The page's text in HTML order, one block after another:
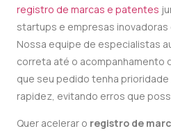
registro de marcas e patentes
startups e empresas inovadoras
Nossa equipe de especialistas
correta até o acompanhamento
que seu pedido tenha
rapidez, evitando erros que
Quer acelerar o registro de